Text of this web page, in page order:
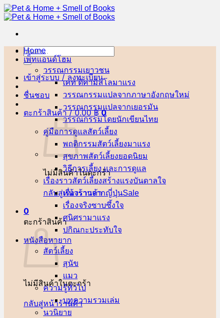
ข้าม
ไป
เนื้อหา
ค้นหา:
เข้าสู่ระบบ / ลงทะเบียน
ชื่นชอบ
ตะกร้าสินค้า /0.00฿ 0
ไม่มีสินค้าในตะกร้า
กลับสู่หน้าร้านค้า
0
ตะกร้าสินค้า
ไม่มีสินค้าในตะกร้า
กลับสู่หน้าร้านค้า
Home
เพ็ทแอนด์โฮม
วรรณกรรมเยาวชน
เคท ดิคามิลโล
วรรณกรรมแปลจากภาษาอังกฤษ
วรรณกรรมแปลจากเยอรมัน
วรรณกรรมโดยนักเขียนไทย
คู่มือการดูแลสัตว์เลี้ยง
พฤติกรรมสัตว์เลี้ยง
สุขภาพสัตว์เลี้ยง
วิธีการเลี้ยง และการดูแล
เรื่องราวสัตว์เลี้ยงสร้างแรงบันดาลใจ
เรื่องราวจากญี่ปุ่น
เรื่องจริงซาบซึ้งใจ
ศนิศรา
ปกิณกะประทับใจ
หนังสือหายาก
สัตว์เลี้ยง
สุนัข
แมว
ความรู้ทั่วไป
บทความรวมเล่ม
นวนิยาย